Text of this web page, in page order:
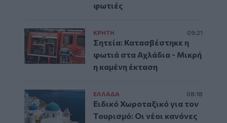
φωτιές
ΚΡΗΤΗ 09:21
Σητεία: Κατασβέστηκε η
φωτιά στα Αχλάδια - Μικρή
η καμένη έκταση
ΕΛΛAΔΑ 08:18
Ειδικό Χωροταξικό για τον
Τουρισμό: Οι νέοι κανόνες